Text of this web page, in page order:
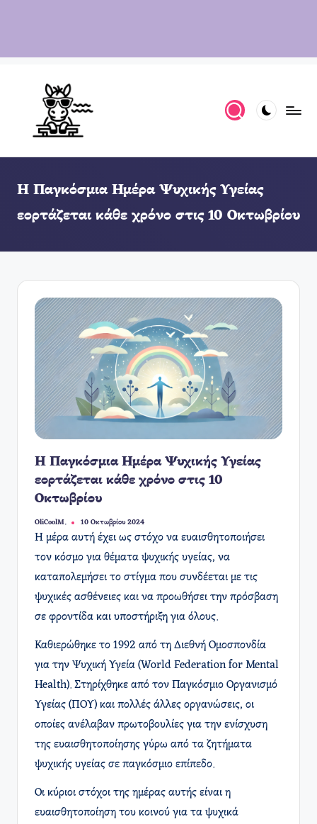
Η Παγκόσμια Ημέρα Ψυχικής Υγείας
εορτάζεται κάθε χρόνο στις 10 Οκτωβρίου
Η Παγκόσμια Ημέρα Ψυχικής Υγείας
εορτάζεται κάθε χρόνο στις 10
Οκτωβρίου
Συγγραφέας:
OliCoolM. 10 Οκτωβρίου 2024
Η μέρα αυτή έχει ως στόχο να ευαισθητοποιήσει
τον κόσμο για θέματα ψυχικής υγείας, να
καταπολεμήσει το στίγμα που συνδέεται με τις
ψυχικές ασθένειες και να προωθήσει την πρόσβαση
σε φροντίδα και υποστήριξη για όλους.
Καθιερώθηκε το 1992 από τη Διεθνή Ομοσπονδία
για την Ψυχική Υγεία (World Federation for Mental
Health). Στηρίχθηκε από τον Παγκόσμιο Οργανισμό
Υγείας (ΠΟΥ) και πολλές άλλες οργανώσεις, οι
οποίες ανέλαβαν πρωτοβουλίες για την ενίσχυση
της ευαισθητοποίησης γύρω από τα ζητήματα
ψυχικής υγείας σε παγκόσμιο επίπεδο.
Οι κύριοι στόχοι της ημέρας αυτής είναι η
ευαισθητοποίηση του κοινού για τα ψυχικά